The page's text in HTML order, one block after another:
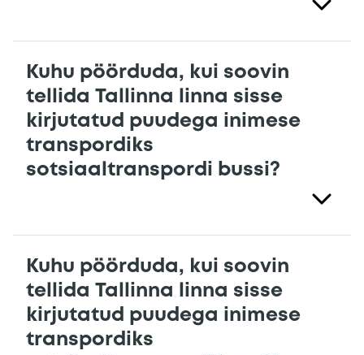
Kuhu pöörduda, kui soovin
tellida Tallinna linna sisse
kirjutatud puudega inimese
transpordiks
sotsiaaltranspordi bussi?
Kuhu pöörduda, kui soovin
tellida Tallinna linna sisse
kirjutatud puudega inimese
transpordiks